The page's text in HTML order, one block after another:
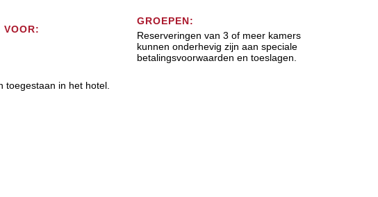
VOOR:
toegestaan in het hotel.
GROEPEN:
Reserveringen van 3 of meer kamers
kunnen onderhevig zijn aan speciale
betalingsvoorwaarden en toeslagen.